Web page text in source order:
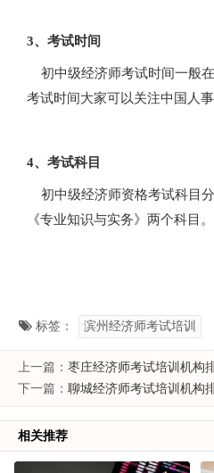
3、考试时间
初中级经济师考试时间一般
考试时间大家可以关注中国人
4、考试科目
初中级经济师资格考试科目
《专业知识与实务》两个科目。
标签： 滨州经济师考试培训
上一篇： 枣庄经济师考试培训机构
下一篇： 聊城经济师考试培训机构
相关推荐